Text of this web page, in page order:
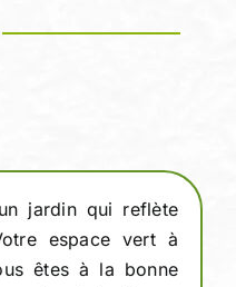
jardin qui reflète
espace vert à
êtes à la bonne